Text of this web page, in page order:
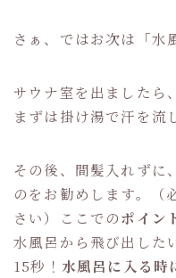
さぁ、ではお次は「水
サウナ室を出ましたら
まずは掛け湯で汗を流
その後、間髪入れずに
のをお勧めします。（
さい）ここでのポイン
水風呂から飛び出した
15秒！ 水風呂に入る時